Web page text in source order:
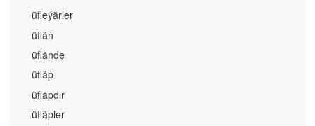
üfleýärler
üflän
üflände
üfläp
üfläpdir
üfläpler